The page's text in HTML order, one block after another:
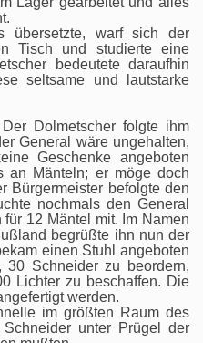
übersetzte, warf sich der
Tisch und studierte eine
bedeutete daraufhin
seltsame und lautstarke
Dolmetscher folgte ihm
General wäre ungehalten,
Geschenke angeboten
an Mänteln; er möge doch
Bürgermeister befolgte den
nochmals den General
12 Mäntel mit. Im Namen
begrüßte ihn nun der
einen Stuhl angeboten
30 Schneider zu beordern,
Lichter zu beschaffen. Die
werden.
im größten Raum des
unter Prügel der